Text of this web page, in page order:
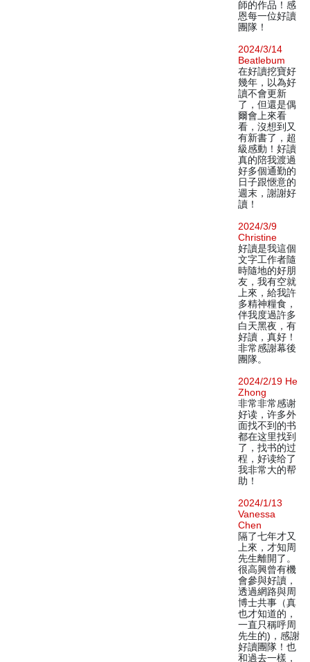
師的作品！感
恩每一位好讀
團隊！
2024/3/14
Beatlebum
在好讀挖寶好
幾年，以為好
讀不會更新
了，但還是偶
爾會上來看
看，沒想到又
有新書了，超
級感動！好讀
真的陪我渡過
好多個通勤的
日子跟愜意的
週末，謝謝好
讀！
2024/3/9
Christine
好讀是我這個
文字工作者隨
時隨地的好朋
友，我有空就
上來，給我許
多精神糧食，
伴我度過許多
白天黑夜，有
好讀，真好！
非常感謝幕後
團隊。
2024/2/19 He
Zhong
非常非常感谢
好读，许多外
面找不到的书
都在这里找到
了，找书的过
程，好读给了
我非常大的帮
助！
2024/1/13
Vanessa
Chen
隔了七年才又
上來，才知周
先生離開了。
很高興曾有機
會參與好讀，
透過網路與周
博士共事（真
也才知道的，
一直只稱呼周
先生的)，感謝
好讀團隊！也
和過去一樣，